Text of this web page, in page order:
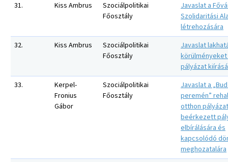
31.
Kiss Ambrus
Szociálpolitikai
Főosztály
Javaslat a
Szolidaritási
létrehozására
32.
Kiss Ambrus
Szociálpolitikai
Főosztály
Javaslat
pályázat
33.
Kerpel-
Fronius
Gábor
Szociálpolitikai
Főosztály
Javaslat a
peremén”
otthon
beérkezett
elbírálására és
kapcsolódó
meghozatalára